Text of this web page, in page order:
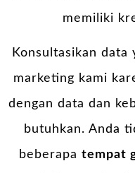
memiliki
Konsultasikan data
marketing kami
dengan data dan
butuhkan. Anda
beberapa tempat